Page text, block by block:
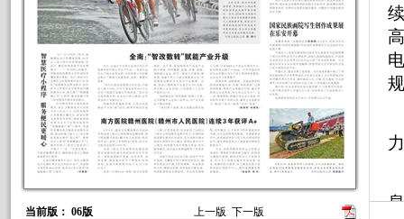
当前版： 06版 上一版 下一版